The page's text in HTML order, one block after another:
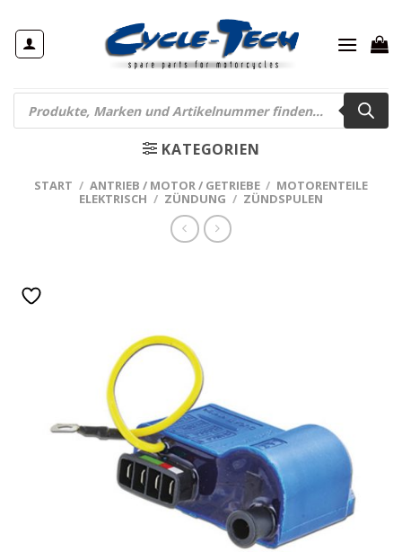
Inhalt
springen
Products
search
KATEGORIEN
START / ANTRIEB / MOTOR / GETRIEBE / MOTORENTEILE
ELEKTRISCH / ZÜNDUNG / ZÜNDSPULEN